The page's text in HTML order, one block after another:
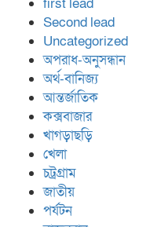
first lead
Second lead
Uncategorized
অপরাধ-অনুসন্ধান
অর্থ-বানিজ্য
আন্তর্জাতিক
কক্সবাজার
খাগড়াছড়ি
খেলা
চট্রগ্রাম
জাতীয়
পর্যটন